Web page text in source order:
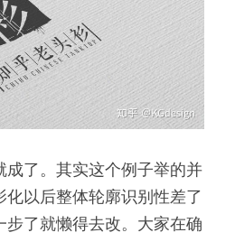
成了。其实这个例子举的并
以后整体轮廓识别性差了
步了就懒得去改。大家在确